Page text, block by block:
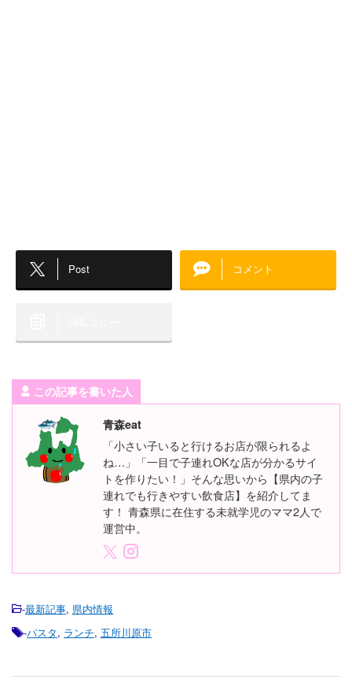
Post コメント
この記事を書いた人
青森eat
「小さい子いると行けるお店が限られるよ
ね…」「一目で子連れOKな店が分かるサイ
トを作りたい！」そんな思いから【県内の子
連れでも行きやすい飲食店】を紹介してま
す！ 青森県に在住する未就学児のママ2人で
運営中。
-最新記事, 県内情報
-パスタ, ランチ, 五所川原市